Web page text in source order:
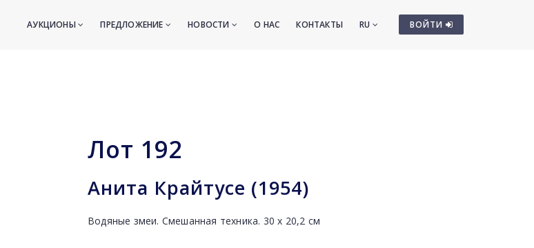
ВОЙТИ
АУКЦИОНЫ ПРЕДЛОЖЕНИЕ НОВОСТИ О НАС КОНТАКТЫ RU
Лот 192
Анита Крайтусе (1954)
Водяные змеи. Смешанная техника. 30 х 20,2 см